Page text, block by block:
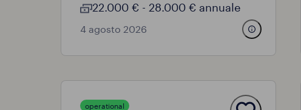
22.000 € - 28.000 € annuale
4 agosto 2026
operational